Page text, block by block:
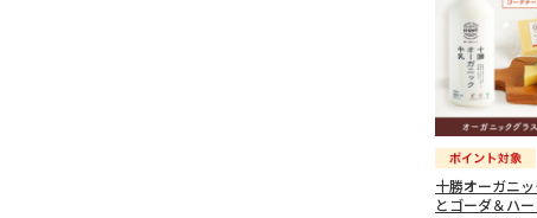
十勝オーガニ
とゴーダ＆ハ